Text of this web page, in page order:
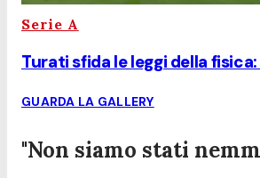
Serie A
Turati sfida le leggi della
GUARDA LA GALLERY
"Non siamo stati